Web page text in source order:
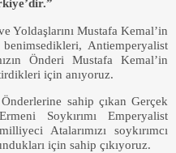
Yoldaşlarını Mustafa Kemal’in
benimsedikleri, Antiemperyalist
Önderi Mustafa Kemal’in
için anıyoruz.
sahip çıkan Gerçek
Soykırımı Emperyalist
Atalarımızı soykırımcı
için sahip çıkıyoruz.